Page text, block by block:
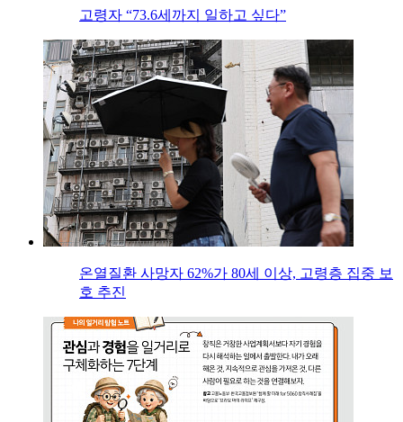
고령자 “73.6세까지 일하고 싶다”
온열질환 사망자 62%가 80세 이상, 고령층 집중 보
호 추진